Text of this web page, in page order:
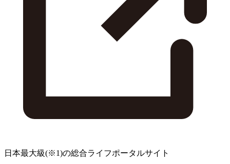
日本最大級(※1)の総合ライフポータルサイト